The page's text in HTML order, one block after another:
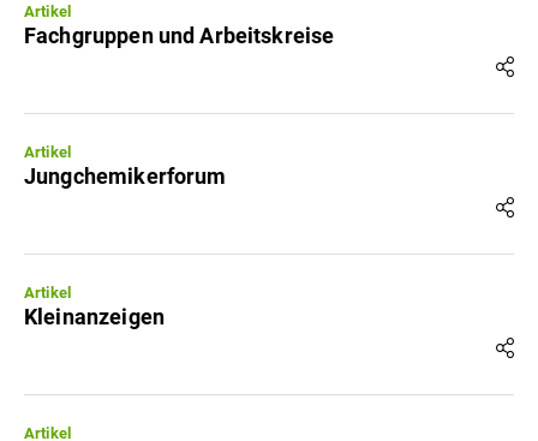
Artikel
Fachgruppen und Arbeitskreise
Artikel
Jungchemikerforum
Artikel
Kleinanzeigen
Artikel